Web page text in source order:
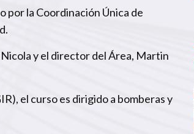
por la Coordinación Única de
y el director del Área, Martin
el curso es dirigido a bomberas y